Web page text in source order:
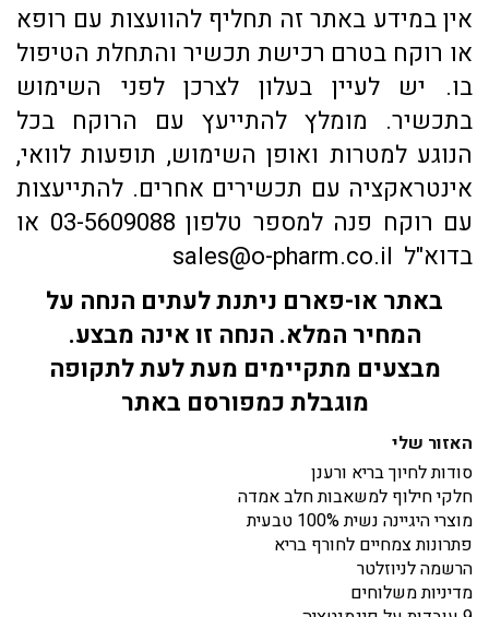
אין במידע באתר זה תחליף להוועצות עם רופא
או רוקח בטרם רכישת תכשיר והתחלת הטיפול
בו. יש לעיין בעלון לצרכן לפני השימוש
בתכשיר. מומלץ להתייעץ עם הרוקח בכל
הנוגע למטרות ואופן השימוש, תופעות לוואי,
אינטראקציה עם תכשירים אחרים. להתייעצות
עם רוקח פנה למספר טלפון 03-5609088 או
בדוא"ל sales@o-pharm.co.il
באתר או-פארם ניתנת לעתים הנחה על
המחיר המלא. הנחה זו אינה מבצע.
מבצעים מתקיימים מעת לעת לתקופה
מוגבלת כמפורסם באתר
האזור שלי
סודות לחיוך בריא ורענן
חלקי חילוף למשאבות חלב אמדה
מוצרי היגיינה נשית 100% טבעית
פתרונות צמחיים לחורף בריא
הרשמה לניוזלטר
מדיניות משלוחים